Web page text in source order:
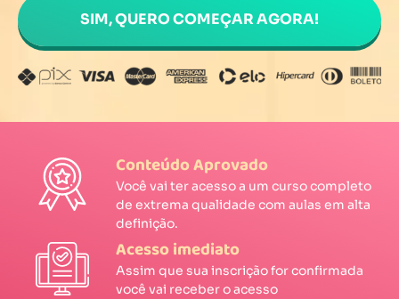
SIM, QUERO COMEÇAR AGORA!
Conteúdo Aprovado
Você vai ter acesso a um curso completo
de extrema qualidade com aulas em alta
definição.
Acesso imediato
Assim que sua inscrição for confirmada
você vai receber o acesso